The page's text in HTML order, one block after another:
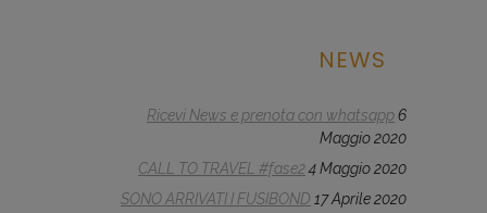
NEWS
Ricevi News e prenota con whatsapp6
Maggio 2020
CALL TO TRAVEL #fase24 Maggio 2020
SONO ARRIVATI I FUSIBOND 17 Aprile 2020